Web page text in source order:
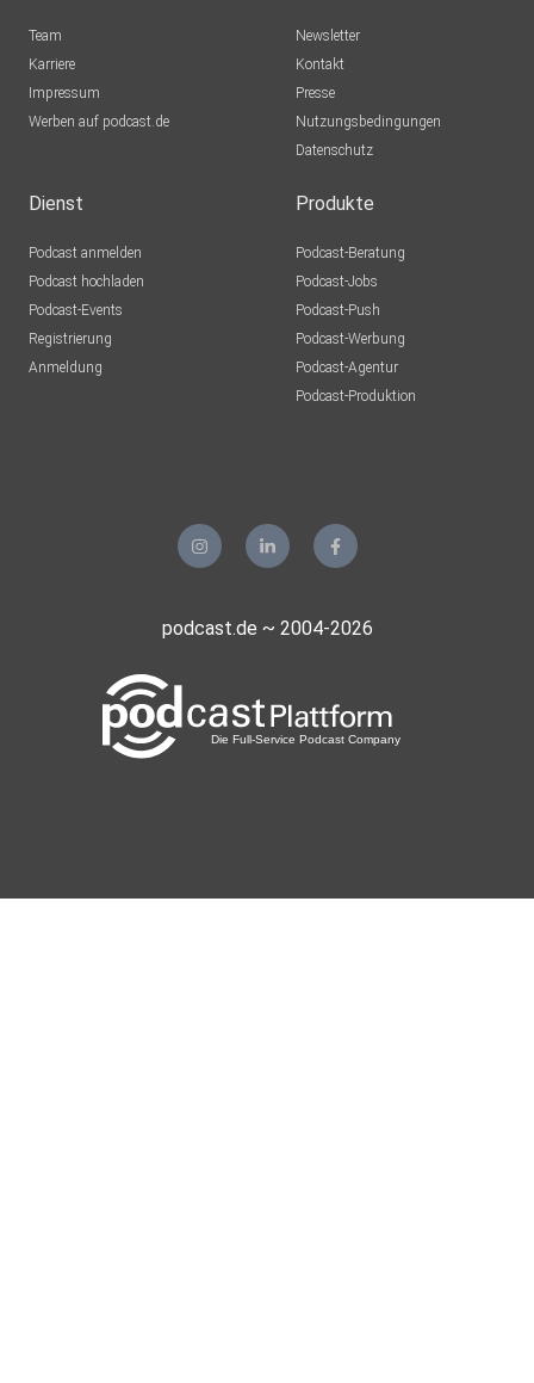
Team
Karriere
Impressum
Werben auf podcast.de
Newsletter
Kontakt
Presse
Nutzungsbedingungen
Datenschutz
Dienst
Podcast anmelden
Podcast hochladen
Podcast-Events
Registrierung
Anmeldung
Produkte
Podcast-Beratung
Podcast-Jobs
Podcast-Push
Podcast-Werbung
Podcast-Agentur
Podcast-Produktion
podcast.de ~ 2004-2026